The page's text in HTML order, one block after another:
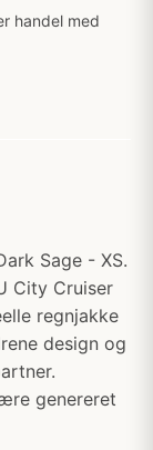
handel med
Sage - XS.
City Cruiser
regnjakke
design og
genereret